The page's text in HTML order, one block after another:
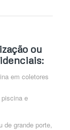
ou
em coletores
e
de grande porte,